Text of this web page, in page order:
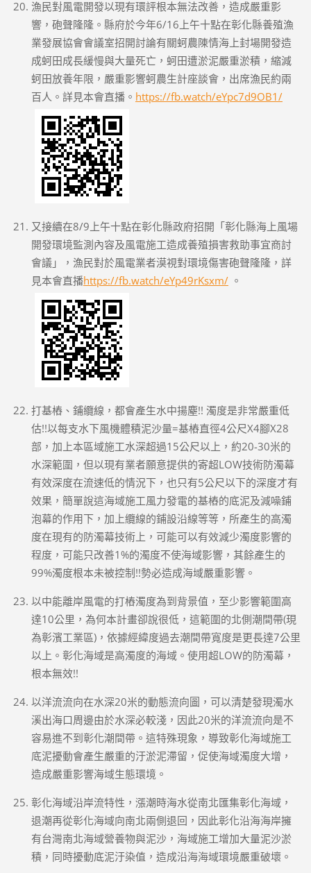
漁民對風電開發以現有環評根本無法改善，造成嚴重影
響，砲聲隆隆。縣府於今年6/16上午十點在彰化縣養殖漁
業發展協會會議室招開討論有關蚵農陳情海上封場開發造
成蚵田成長緩慢與大量死亡，蚵田遭淤泥嚴重淤積，縮減
蚵田放養年限，嚴重影響蚵農生計座談會，出席漁民約兩
百人。詳見本會直播。 https://fb.watch/eYpc7d9OB1/
又接續在8/9上午十點在彰化縣政府招開「彰化縣海上風場
開發環境監測內容及風電施工造成養殖損害救助事宜商討
會議」，漁民對於風電業者漠視對環境傷害砲聲隆隆，詳
見本會直播https://fb.watch/eYp49rKsxm/。
打基樁、鋪纜線，都會產生水中揚塵!! 濁度是非常嚴重低
估!!以每支水下風機體積泥沙量=基樁直徑4公尺X4腳X28
部，加上本區域施工水深超過15公尺以上，約20-30米的
水深範圍，但以現有業者願意提供的寄超LOW技術防濁幕
有效深度在流速低的情況下，也只有5公尺以下的深度才有
效果，簡單說這海域施工風力發電的基樁的底泥及減噪鋪
泡幕的作用下，加上纜線的鋪設沿線等等，所產生的高濁
度在現有的防濁幕技術上，可能可以有效減少濁度影響的
程度，可能只改善1%的濁度不使海域影響，其餘產生的
99%濁度根本未被控制!!勢必造成海域嚴重影響。
以中能離岸風電的打樁濁度為到背景值，至少影響範圍高
達10公里，為何本計畫卻說很低，這範圍的北側潮間帶(現
為彰濱工業區)，依據經緯度過去潮間帶寬度是更長達7公里
以上。彰化海域是高濁度的海域。使用超LOW的防濁幕，
根本無效!!
以洋流流向在水深20米的動態流向圖，可以清楚發現濁水
溪出海口周邊由於水深必較淺，因此20米的洋流流向是不
容易進不到彰化潮間帶。這特殊現象，導致彰化海域施工
底泥擾動會產生嚴重的汙淤泥滯留，促使海域濁度大增，
造成嚴重影響海域生態環境。
彰化海域沿岸流特性，漲潮時海水從南北匯集彰化海域，
退潮再從彰化海域向南北兩側退回，因此彰化沿海海岸擁
有台灣南北海域營養物與泥沙，海域施工增加大量泥沙淤
積，同時擾動底泥汙染值，造成沿海海域環境嚴重破壞。